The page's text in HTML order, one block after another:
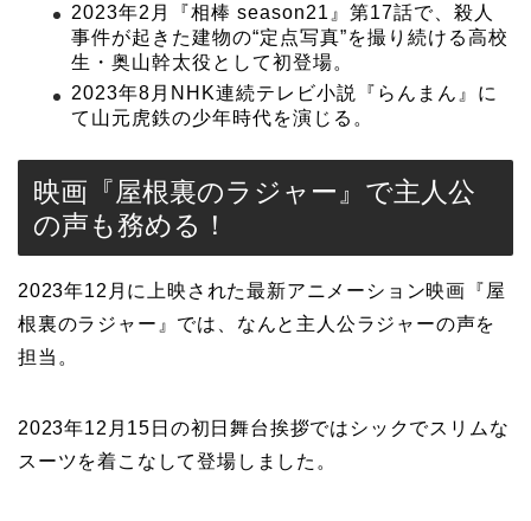
2023年2月『相棒 season21』第17話で、殺人
事件が起きた建物の“定点写真”を撮り続ける高校
生・奥山幹太役として初登場。
2023年8月NHK連続テレビ小説『らんまん』に
て山元虎鉄の少年時代を演じる。
映画『屋根裏のラジャー』で主人公
の声も務める！
2023年12月に上映された最新アニメーション映画『屋
根裏のラジャー』では、なんと主人公ラジャーの声を
担当。
2023年12月15日の初日舞台挨拶ではシックでスリムな
スーツを着こなして登場しました。